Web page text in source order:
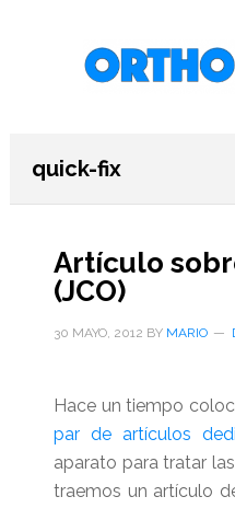
primaria
quick-fix
Artículo
(JCO)
30 MAYO, 2012 BY MARIO
Hace un tiempo
par de artículos
aparato para tratar
traemos un artículo